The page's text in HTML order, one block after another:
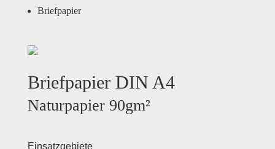
Briefpapier
Briefpapier DIN A4
Naturpapier 90gm²︎
Einsatzgebiete